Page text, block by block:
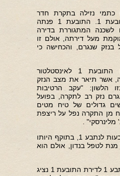
נתגלו כתמי נזילה בתקרת חדר
האמבטיה בדירת התובעת 1. התובעת 1 פנתה
המתגוררת בדירה
מעל דירתה, אולם זו
בנזק שנגרם, והכחישה כי
ביום 2.11.12 פנתה התובעת 1 לאינסטלטור
אשר תיאר את מצב הנזק
הלשון: "עקב הרטיבות
נזק רב לתקרה, בפועל
גדולים של טיח מטים
מן התקרה נפל על ריצפת
.
ביום 4.11.12 פנו התובעות לנתבע 1, בתוקף היותו
מנת לטפל בנדון, אולם הוא
ביום 8.11.12 שלח הנתבע 1 לדירת התובעת 1 נציג